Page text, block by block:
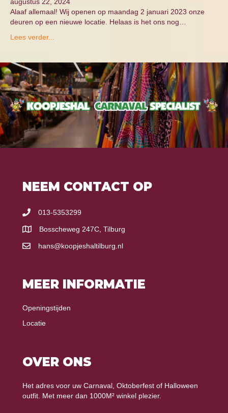
Alaaf allemaal! Wij openen op maandag 2 januari 2023 onze
deuren op een nieuwe locatie. Helaas is het ons nog…
Lees verder...
NEEM CONTACT OP
013-5353299
Bosscheweg 247C, Tilburg
hans@koopjeshaltilburg.nl
MEER INFORMATIE
Openingstijden
Locatie
OVER ONS
Het adres voor uw Carnaval, Oktoberfest of Halloween
outfit. Met meer dan 1000M² winkel plezier.